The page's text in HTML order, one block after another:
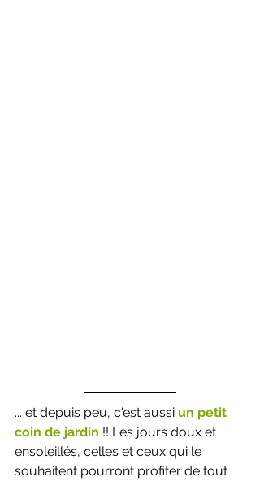
... et depuis peu, c'est aussi un petit
coin de jardin !! Les jours doux et
ensoleillés, celles et ceux qui le
souhaitent pourront profiter de tout